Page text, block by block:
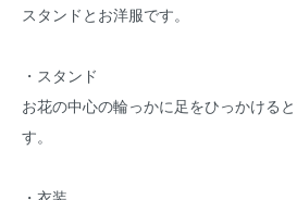
スタンドとお洋服です。
・スタンド
お花の中心の輪っかに足をひっかける
す。